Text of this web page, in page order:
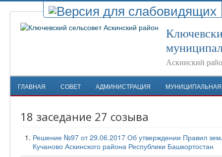
Аскинский
ГЛАВНАЯ СОВЕТ АДМИНИСТРАЦИЯ
18 заседание 27 созыва
Решение №97 от 29.06.2017 Об утверждении Правил
Кучаново Аскинского района Республики Башкортостан